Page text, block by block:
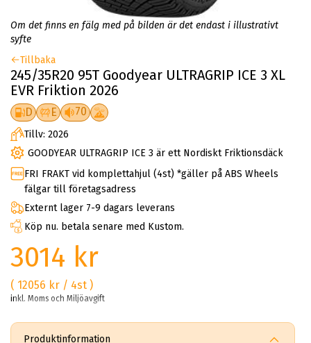
Om det finns en fälg med på bilden är det endast i illustrativt
syfte
Tillbaka
245/35R20 95T Goodyear ULTRAGRIP ICE 3 XL
EVR Friktion 2026
D E 70
Tillv: 2026
GOODYEAR ULTRAGRIP ICE 3 är ett Nordiskt Friktionsdäck
FRI FRAKT vid komplettahjul (4st) *gäller på ABS Wheels
fälgar till företagsadress
Externt lager 7-9 dagars leverans
Köp nu. betala senare med Kustom.
3014 kr
( 12056 kr / 4st )
inkl. Moms och Miljöavgift
Produktinformation